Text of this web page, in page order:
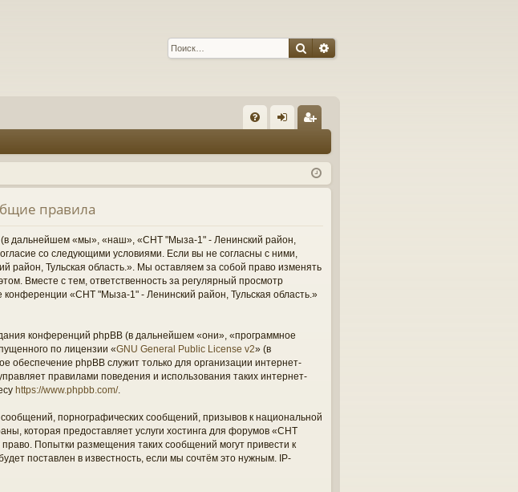
ПоискРасширенный поиск
Q д ис
тр
правила
дальнейшем «мы», «наш», «СНТ "Мыза-1" - Ленинский район,
со следующими условиями. Если вы не согласны с ними,
Тульская область.». Мы оставляем за собой право изменять
Вместе с тем, ответственность за регулярный просмотр
«СНТ "Мыза-1" - Ленинский район, Тульская область.»
конференций phpBB (в дальнейшем «они», «программное
по лицензии «GNU General Public License v2» (в
обеспечение phpBB служит только для организации интернет-
правилами поведения и использования таких интернет-
https://www.phpbb.com/.
порнографических сообщений, призывов к национальной
которая предоставляет услуги хостинга для форумов «СНТ
Попытки размещения таких сообщений могут привести к
поставлен в известность, если мы сочтём это нужным. IP-